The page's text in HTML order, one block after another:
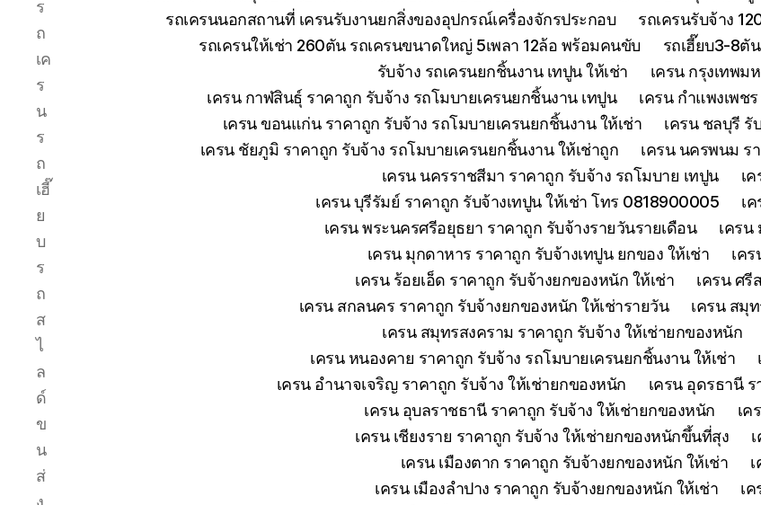
ร
ถ
เค
ร
น
ร
ถ
เฮี๊
ย
บ
ร
ถ
ส
ไ
ล
ด์
ข
น
ส่
รถเครนนอกสถานที่ เครนรับงานยกสิ่งของอุปกรณ์เครื่องจักรประกอบ
รถเครนรับจ้าง
รถเครนให้เช่า 260ตัน รถเครนขนาดใหญ่ 5เพลา 12ล้อ พร้อมคนขับ
รถเฮี๊ยบ3-8ตั
รับจ้าง รถเครนยกชิ้นงาน เทปูน ให้เช่า
เครน กรุงเทพม
เครน กาฬสินธุ์ ราคาถูก รับจ้าง รถโมบายเครนยกชิ้นงาน เทปูน
เครน กำแพงเพช
เครน ขอนแก่น ราคาถูก รับจ้าง รถโมบายเครนยกชิ้นงาน ให้เช่า
เครน ชลบุรี รั
เครน ชัยภูมิ ราคาถูก รับจ้าง รถโมบายเครนยกชิ้นงาน ให้เช่าถูก
เครน นครพนม ร
เครน นครราชสีมา ราคาถูก รับจ้าง รถโมบาย เทปูน
เ
เครน บุรีรัมย์ ราคาถูก รับจ้างเทปูน ให้เช่า โทร 0818900005
เ
เครน พระนครศรีอยุธยา ราคาถูก รับจ้างรายวันรายเดือน
เครน
เครน มุกดาหาร ราคาถูก รับจ้างเทปูน ยกของ ให้เช่า
เค
เครน ร้อยเอ็ด ราคาถูก รับจ้างยกของหนัก ให้เช่า
เครน ศรี
เครน สกลนคร ราคาถูก รับจ้างยกของหนัก ให้เช่ารายวัน
เครน สมุ
เครน สมุทรสงคราม ราคาถูก รับจ้าง ให้เช่ายกของหนัก
เครน หนองคาย ราคาถูก รับจ้าง รถโมบายเครนยกชิ้นงาน ให้เช่า
เครน อำนาจเจริญ ราคาถูก รับจ้าง ให้เช่ายกของหนัก
เครน อุดรธานี
เครน อุบลราชธานี ราคาถูก รับจ้าง ให้เช่ายกของหนัก
เค
เครน เชียงราย ราคาถูก รับจ้าง ให้เช่ายกของหนักขึ้นที่สุง
เครน เมืองตาก ราคาถูก รับจ้างยกของหนัก ให้เช่า
เครน เมืองลำปาง ราคาถูก รับจ้างยกของหนัก ให้เช่า
เ